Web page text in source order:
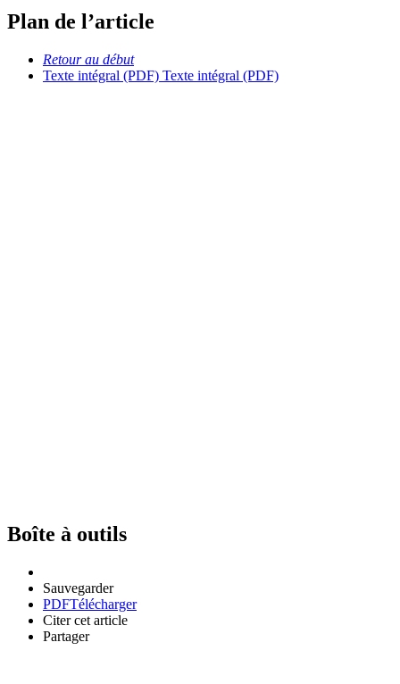
Plan de l’article
Retour au début
Texte intégral (PDF) Texte intégral (PDF)
Boîte à outils
Sauvegarder
PDFTélécharger
Citer cet article
Partager